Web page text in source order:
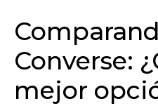
Converse:
mejor